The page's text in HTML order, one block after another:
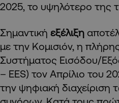
2025, το υψηλότερο της
Σημαντική εξέλιξη
με την Κομισιόν, η
Συστήματος Εισόδου/
– EES) τον Απρίλιο του
την ψηφιακή διαχείριση